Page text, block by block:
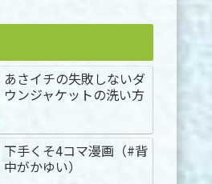
あさイチの失敗しないダ
ウンジャケットの洗い方
下手くそ4コマ漫画（#背
中がかゆい）